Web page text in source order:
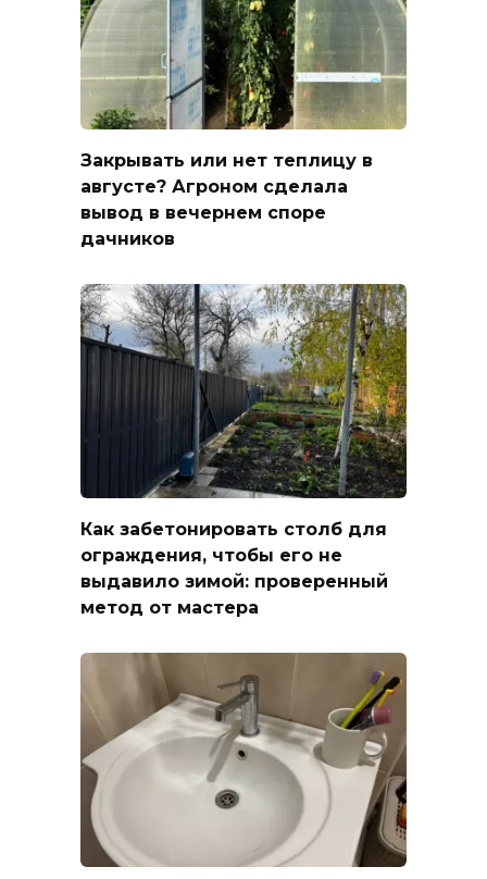
Закрывать или нет теплицу в
августе? Агроном сделала
вывод в вечернем споре
дачников
Как забетонировать столб для
ограждения, чтобы его не
выдавило зимой: проверенный
метод от мастера